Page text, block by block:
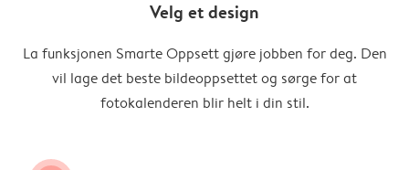
Velg et design
La funksjonen Smarte Oppsett gjøre jobben for deg. Den
vil lage det beste bildeoppsettet og sørge for at
fotokalenderen blir helt i din stil.